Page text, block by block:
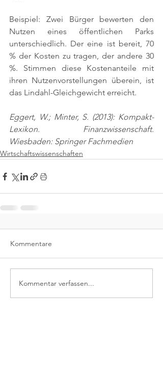
Beispiel: Zwei Bürger bewerten den
Nutzen eines öffentlichen Parks
unterschiedlich. Der eine ist bereit, 70
% der Kosten zu tragen, der andere 30
%. Stimmen diese Kostenanteile mit
ihren Nutzenvorstellungen überein, ist
das Lindahl-Gleichgewicht erreicht.
Eggert, W.; Minter, S. (2013): Kompakt-
Lexikon. Finanzwissenschaft.
Wiesbaden: Springer Fachmedien
Wirtschaftswissenschaften
Kommentare
Kommentar verfassen...